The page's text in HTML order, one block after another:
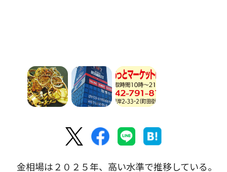
金相場は２０２５年、高い水準で推移している。